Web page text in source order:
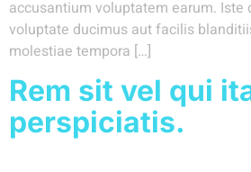
accusantium voluptatem earum. Iste
voluptate ducimus aut facilis
molestiae tempora […]
Rem sit vel qui
perspiciatis.